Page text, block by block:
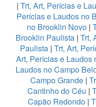
| Trt, Art, Perícias e
Perícias e Laudos no
no Brooklin Novo|
Brooklin Paulista | Trt,
Paulista| Trt, Art,
Art, Perícias e Laudos
Laudos no Campo
Campo Grande|
Cantinho do Céu |
Capão Redondo |